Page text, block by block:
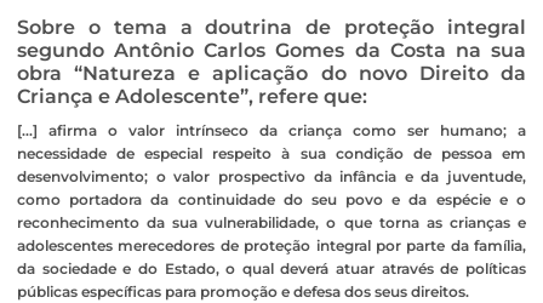
Sobre o tema a doutrina de proteção integral
segundo Antônio Carlos Gomes da Costa na sua
obra “Natureza e aplicação do novo Direito da
Criança e Adolescente”, refere que:
[…] afirma o valor intrínseco da criança como ser humano; a
necessidade de especial respeito à sua condição de pessoa em
desenvolvimento; o valor prospectivo da infância e da juventude,
como portadora da continuidade do seu povo e da espécie e o
reconhecimento da sua vulnerabilidade, o que torna as crianças e
adolescentes merecedores de proteção integral por parte da família,
da sociedade e do Estado, o qual deverá atuar através de políticas
públicas específicas para promoção e defesa dos seus direitos.